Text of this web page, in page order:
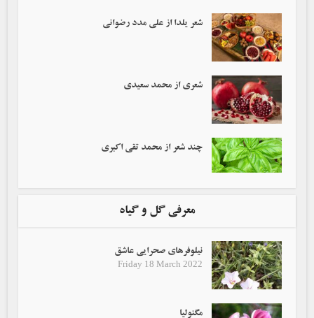
شعر یلدا از علی مدد رضوانی
شعری از محمد سعیدی
چند شعر از محمد تقی اکبری
معرفی گل و گیاه
نیلوفرهای صحرایی عاشق
Friday 18 March 2022
مگنولیا